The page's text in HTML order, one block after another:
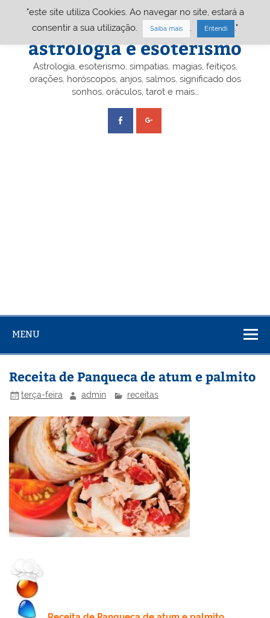
Portal A&E – Portal
astrologia e esoterismo
Astrologia, esoterismo, simpatias, magias, feitiços,
orações, horóscopos, anjos, salmos, significado dos
sonhos, oráculos, tarot e mais…
MENU
Receita de Panqueca de atum e palmito
terça-feira admin receitas
"este site utiliza Cookies. Ao navegar no site, estará a
consentir a sua utilização.
Saiba mais Entendi ."